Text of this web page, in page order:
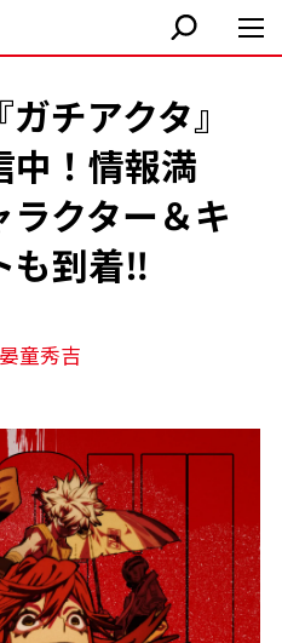
チアクタ』
中！情報満
クター＆キ
も到着‼︎
童秀吉